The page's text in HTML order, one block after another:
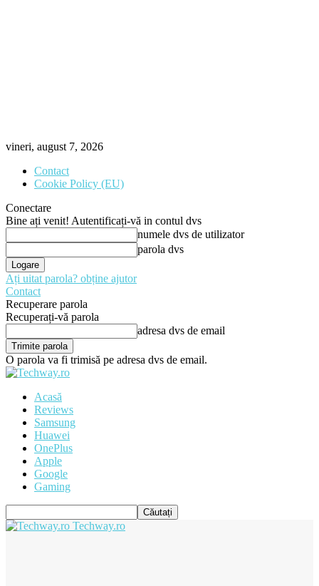
vineri, august 7, 2026
Contact
Cookie Policy (EU)
Conectare
Bine ați venit! Autentificați-vă in contul dvs
numele dvs de utilizator
parola dvs
Ați uitat parola? obține ajutor
Contact
Recuperare parola
Recuperați-vă parola
adresa dvs de email
O parola va fi trimisă pe adresa dvs de email.
Acasă
Reviews
Samsung
Huawei
OnePlus
Apple
Google
Gaming
Techway.ro